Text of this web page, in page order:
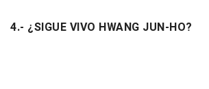
4.- ¿SIGUE VIVO HWANG JUN-HO?